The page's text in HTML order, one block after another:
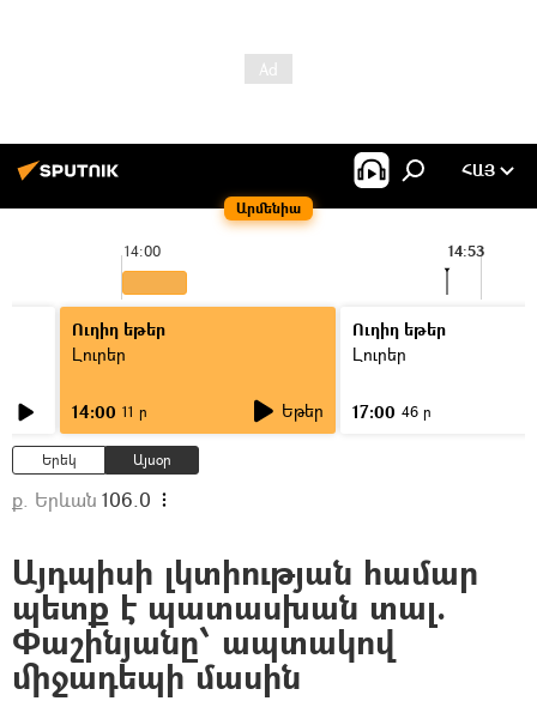
Արմենիա
ՀԱՅ
14:00 14:53
Ուղիղ եթեր
Լուրեր
14:00 11 ր Եթեր
Ուղիղ եթեր
Լուրեր
17:00 46 ր
Երեկ Այսօր
ք. Երևան 106.0
Այդպիսի լկտիության համար
պետք է պատասխան տալ.
Փաշինյանը՝ ապտակով
միջադեպի մասին